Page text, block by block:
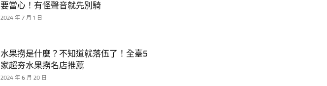
要當心！有怪聲音就先別騎
2024 年 7 月 1 日
水果撈是什麼？不知道就落伍了！全臺5
家超夯水果撈名店推薦
2024 年 6 月 20 日